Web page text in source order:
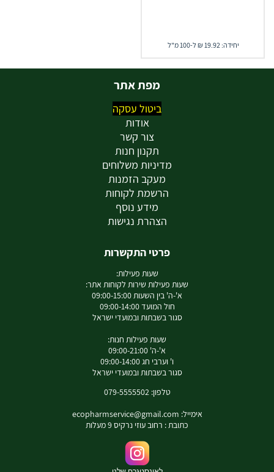
יחידה: 19.92 ₪ ל-100 מ"ל
מפת אתר
ביטול עסקה
אודות
צור קשר
תקנון חנות
מדיניות משלוחים
מעקב הזמנות
הרשמת לקוחות
מידע נוסף
הצהרת נגישות
פרטי התקשרות
שעות פעילות:
שעות פעילות שירות לקוחות אתר:
א'-ה' בין השעות 09:00-15:00
חול המועד 09:00-14:00
סגור בשבתות ובמועדי ישראל
שעות פעילות חנות:
א'-ה' 09:00-21:00
ו' וערבי חג 09:00-14:00
סגור בשבתות ובמועדי ישראל
טלפון: 079-5555502
אימייל: ecopharmservice@gmail.com
כתובת : רחוב עוזי נרקיס 9 מעלות